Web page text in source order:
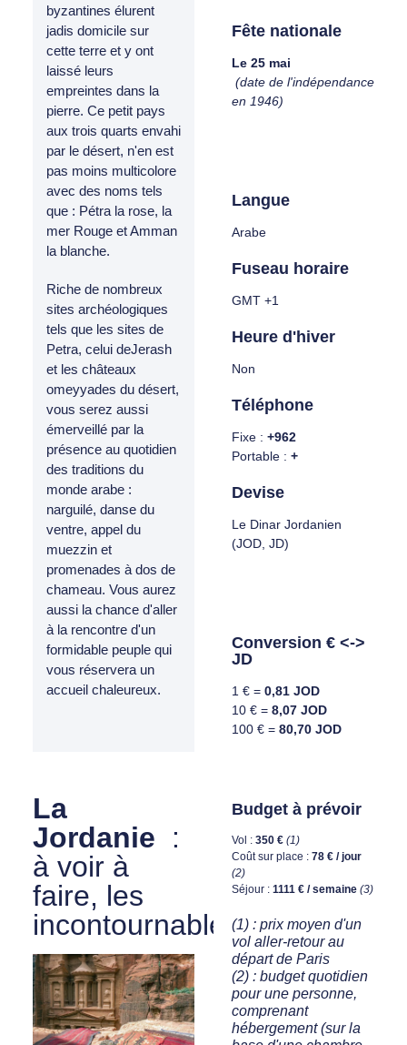
byzantines élurent
jadis domicile sur
cette terre et y ont
laissé leurs
empreintes dans la
pierre. Ce petit pays
aux trois quarts envahi
par le désert, n'en est
pas moins multicolore
avec des noms tels
que : Pétra la rose, la
mer Rouge et Amman
la blanche.
Riche de nombreux
sites archéologiques
tels que les sites de
Petra, celui deJerash
et les châteaux
omeyyades du désert,
vous serez aussi
émerveillé par la
présence au quotidien
des traditions du
monde arabe :
narguilé, danse du
ventre, appel du
muezzin et
promenades à dos de
chameau. Vous aurez
aussi la chance d'aller
à la rencontre d'un
formidable peuple qui
vous réservera un
accueil chaleureux.
La
Jordanie
:
à voir à
faire, les
incontournables
Fête nationale
Le 25 mai
(date de l'indépendance
en 1946)
Langue
Arabe
Fuseau horaire
GMT +1
Heure d'hiver
Non
Téléphone
Fixe : +962
Portable : +
Devise
Le Dinar Jordanien
(JOD, JD)
Conversion € <->
JD
1 € = 0,81 JOD
10 € = 8,07 JOD
100 € = 80,70 JOD
Budget à prévoir
Vol : 350 € (1)
Coût sur place : 78 € / jour
(2)
Séjour : 1111 € / semaine (3)
(1) : prix moyen d'un
vol aller-retour au
départ de Paris
(2) : budget quotidien
pour une personne,
comprenant
hébergement (sur la